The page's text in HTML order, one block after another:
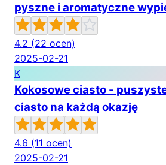
pyszne i aromatyczne
4.2 (22 ocen)
2025-02-21
K
Kokosowe ciasto -
ciasto na każdą okazję
4.6 (11 ocen)
2025-02-21